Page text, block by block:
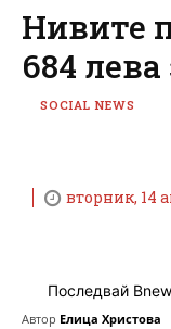
Нивите
684
SOCIAL NEWS
вторник, 14
Последвай
Автор Елица Христова